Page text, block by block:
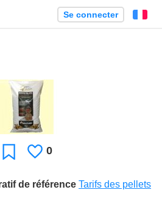
Se connecter
Favori J'aime
0
de référence Tarifs des pellets